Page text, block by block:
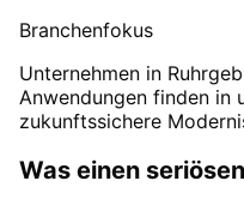
Branchenfokus
Unternehmen in
Anwendungen finden in
zukunftssichere
Was einen